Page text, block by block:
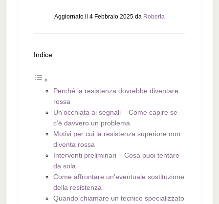
Aggiornato il 4 Febbraio 2025da Roberta
Indice
Perché la resistenza dovrebbe diventare
rossa
Un’occhiata ai segnali – Come capire se
c’è davvero un problema
Motivi per cui la resistenza superiore non
diventa rossa
Interventi preliminari – Cosa puoi tentare
da sola
Come affrontare un’eventuale sostituzione
della resistenza
Quando chiamare un tecnico specializzato